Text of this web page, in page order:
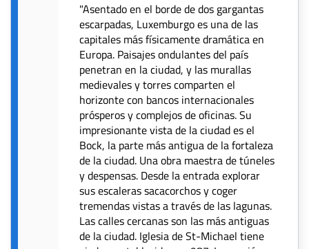
"Asentado en el borde de dos gargantas
escarpadas, Luxemburgo es una de las
capitales más físicamente dramática en
Europa. Paisajes ondulantes del país
penetran en la ciudad, y las murallas
medievales y torres comparten el
horizonte con bancos internacionales
prósperos y complejos de oficinas. Su
impresionante vista de la ciudad es el
Bock, la parte más antigua de la fortaleza
de la ciudad. Una obra maestra de túneles
y despensas. Desde la entrada explorar
sus escaleras sacacorchos y coger
tremendas vistas a través de las lagunas.
Las calles cercanas son las más antiguas
de la ciudad. Iglesia de St-Michael tiene